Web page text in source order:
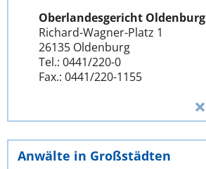
Oberlandesgericht Oldenburg
Richard-Wagner-Platz 1
26135 Oldenburg
Tel.: 0441/220-0
Fax.: 0441/220-1155
Anwälte in Großstädten